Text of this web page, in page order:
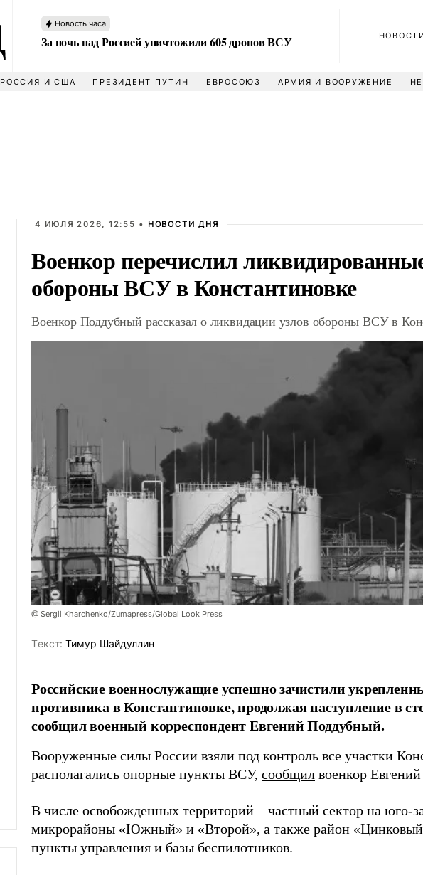
Новость часа
За ночь над Россией уничтожили 605 дронов ВСУ
РОССИЯ И США ПРЕЗИДЕНТ ПУТИН ЕВРОСОЮЗ АРМИЯ И ВООРУЖЕНИЕ
4 ИЮЛЯ 2026, 12:55 • НОВОСТИ ДНЯ
Военкор перечислил
обороны ВСУ в Константиновке
Военкор Поддубный рассказал о ликвидации узлов обороны ВСУ в
@ Sergii Kharchenko/Zumapress/Global Look Press
Tекст: Тимур Шайдуллин
Российские военнослужащие успешно зачистили
противника в Константиновке, продолжая наступление в
сообщил военный корреспондент Евгений Поддубный.
Вооруженные силы России взяли под контроль все участки
располагались опорные пункты ВСУ, сообщил военкор
В числе освобожденных территорий – частный сектор на юго-
микрорайоны «Южный» и «Второй», а также район
пункты управления и базы беспилотников.